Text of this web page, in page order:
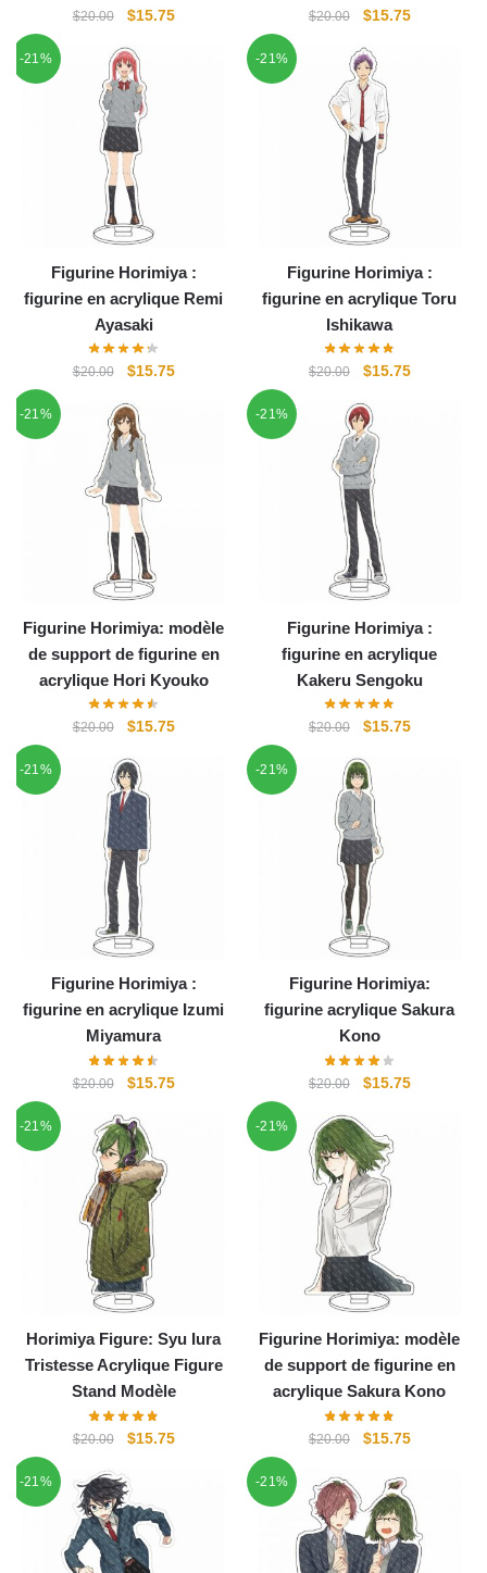
$20.00
Le
initial
était :
$20.00.
$15.75Le
$20.00
Le
initial
était :
$20.00.
$15.75Le
-21%
Figurine Horimiya :
figurine en acrylique Remi
Ayasaki
$20.00
Le
initial
était :
$20.00.
$15.75Le
-21%
Figurine Horimiya :
figurine en acrylique Toru
Ishikawa
$20.00
Le
initial
était :
$20.00.
$15.75Le
-21%
Figurine Horimiya: modèle
de support de figurine en
acrylique Hori Kyouko
$20.00
Le
initial
était :
$20.00.
$15.75Le
-21%
Figurine Horimiya :
figurine en acrylique
Kakeru Sengoku
$20.00
Le
initial
était :
$20.00.
$15.75Le
-21%
Figurine Horimiya :
figurine en acrylique Izumi
Miyamura
$20.00
Le
initial
était :
$20.00.
$15.75Le
-21%
Figurine Horimiya:
figurine acrylique Sakura
Kono
$20.00
Le
initial
était :
$20.00.
$15.75Le
-21%
Horimiya Figure: Syu Iura
Tristesse Acrylique Figure
Stand Modèle
$20.00
Le
initial
était :
$20.00.
$15.75Le
-21%
Figurine Horimiya: modèle
de support de figurine en
acrylique Sakura Kono
$20.00
Le
initial
était :
$20.00.
$15.75Le
est :
$15.75.
-21% -21%